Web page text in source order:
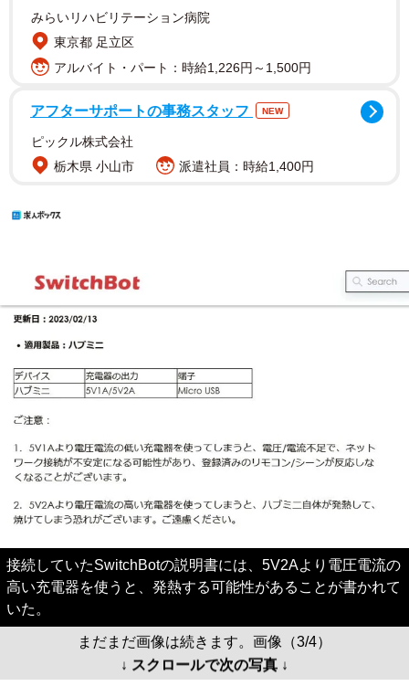
みらいリハビリテーション病院
東京都 足立区
アルバイト・パート：時給1,226円～1,500円
アフターサポートの事務スタッフ NEW
ピックル株式会社
栃木県 小山市
派遣社員：時給1,400円
接続していたSwitchBotの説明書には、5V2Aより電圧電流の
高い充電器を使うと、発熱する可能性があることが書かれて
いた。
まだまだ画像は続きます。画像（3/4）
↓ スクロールで次の写真 ↓